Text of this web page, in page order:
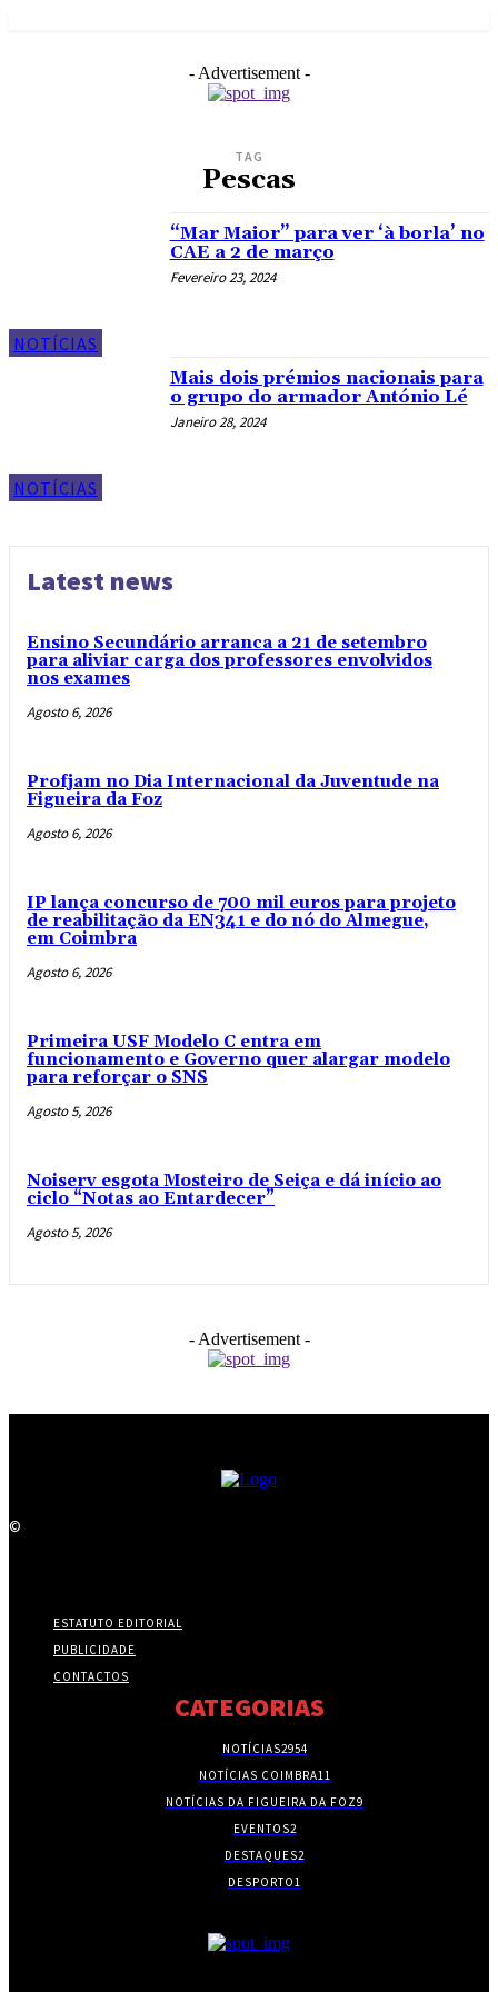
- Advertisement -
TAG
Pescas
NOTÍCIAS
“Mar Maior” para ver ‘à borla’ no
CAE a 2 de março
Fevereiro 23, 2024
NOTÍCIAS
Mais dois prémios nacionais para
o grupo do armador António Lé
Janeiro 28, 2024
Latest news
Ensino Secundário arranca a 21 de setembro
para aliviar carga dos professores envolvidos
nos exames
Agosto 6, 2026
Profjam no Dia Internacional da Juventude na
Figueira da Foz
Agosto 6, 2026
IP lança concurso de 700 mil euros para projeto
de reabilitação da EN341 e do nó do Almegue,
em Coimbra
Agosto 6, 2026
Primeira USF Modelo C entra em
funcionamento e Governo quer alargar modelo
para reforçar o SNS
Agosto 5, 2026
Noiserv esgota Mosteiro de Seiça e dá início ao
ciclo “Notas ao Entardecer”
Agosto 5, 2026
- Advertisement -
©
ESTATUTO EDITORIAL
PUBLICIDADE
CONTACTOS
CATEGORIAS
NOTÍCIAS2954
NOTÍCIAS COIMBRA11
NOTÍCIAS DA FIGUEIRA DA FOZ9
EVENTOS2
DESTAQUES2
DESPORTO1